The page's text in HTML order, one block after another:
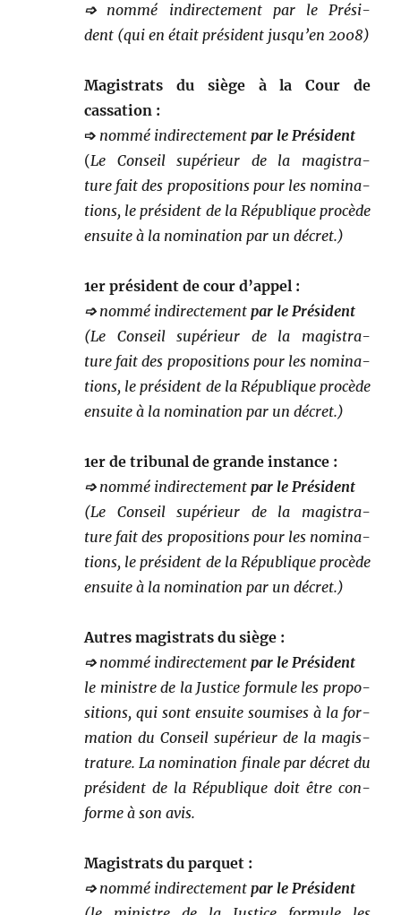
➩ nom­mé indi­recte­ment par le Prési­
dent (qui en était prési­dent jusqu’en 2008)
Mag­is­trats du siège à la Cour de
cassation :
➩ nom­mé indi­recte­mentpar le Président
(Le Con­seil supérieur de la mag­i­s­tra­
ture fait des propo­si­tions pour les nom­i­na­
tions, le prési­dent de la République procède
ensuite à la nom­i­na­tion par un décret.)
1er prési­dent de cour d’appel :
➩ nom­mé indi­recte­mentpar le Président
(Le Con­seil supérieur de la mag­i­s­tra­
ture fait des propo­si­tions pour les nom­i­na­
tions, le prési­dent de la République procède
ensuite à la nom­i­na­tion par un décret.)
1er de tri­bunal de grande instance :
➩ nom­mé indi­recte­mentpar le Président
(Le Con­seil supérieur de la mag­i­s­tra­
ture fait des propo­si­tions pour les nom­i­na­
tions, le prési­dent de la République procède
ensuite à la nom­i­na­tion par un décret.)
Autres mag­is­trats du siège :
➩ nom­mé indi­recte­mentpar le Président
le min­istre de la Jus­tice for­mule les propo­
si­tions, qui sont ensuite soumis­es à la for­
ma­tion du Con­seil supérieur de la mag­i­s­
tra­ture. La nom­i­na­tion finale par décret du
prési­dent de la République doit être con­
forme à son avis.
Mag­is­trats du parquet :
➩ nom­mé indi­recte­mentpar le Président